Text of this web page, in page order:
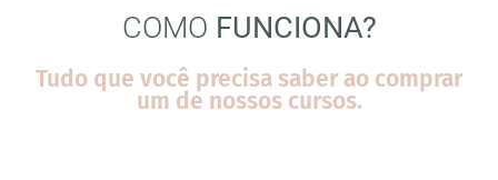
COMO FUNCIONA?
Tudo que você precisa saber ao comprar
um de nossos cursos.